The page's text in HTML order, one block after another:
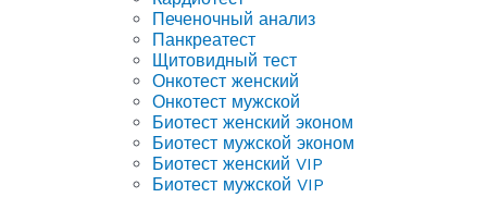
Печеночный анализ
Панкреатест
Щитовидный тест
Онкотест женский
Онкотест мужской
Биотест женский эконом
Биотест мужской эконом
Биотест женский VIP
Биотест мужской VIP